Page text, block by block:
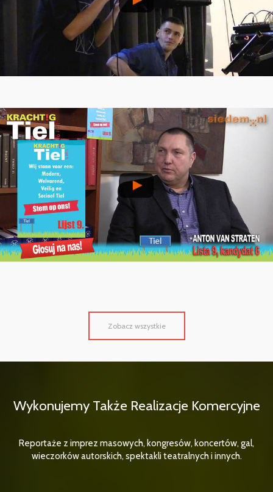
Zobacz wszystkie
Wykonujemy Także Realizacje Komercyjne
Reportaże z imprez masowych, kongresów, koncertów, gal,
wieczorków autorskich, spektakli teatralnych i innych.